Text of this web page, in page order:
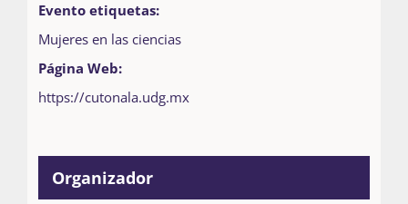
Evento etiquetas:
Mujeres en las ciencias
Página Web:
https://cutonala.udg.mx
Organizador